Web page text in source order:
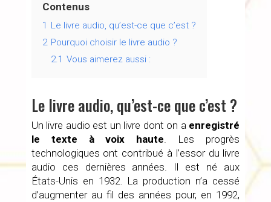
Contenus
1
Le livre audio, qu’est-ce que c’est ?
2 Pourquoi choisir le livre audio ?
2.1 Vous aimerez aussi :
Le livre audio, qu’est-ce que c’est ?
Un livre audio est un livre dont on a enregistré
le texte à voix haute. Les progrès
technologiques ont contribué à l’essor du livre
audio ces dernières années. Il est né aux
États-Unis en 1932. La production n’a cessé
d’augmenter au fil des années pour, en 1992,